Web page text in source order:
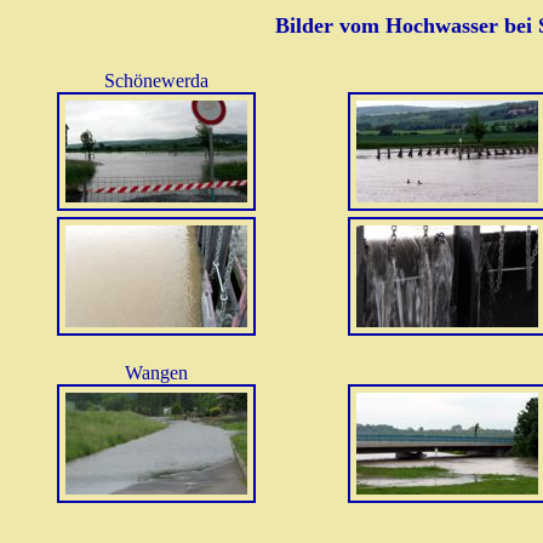
Bilder vom Hochwasser bei
Schönewerda
Wangen